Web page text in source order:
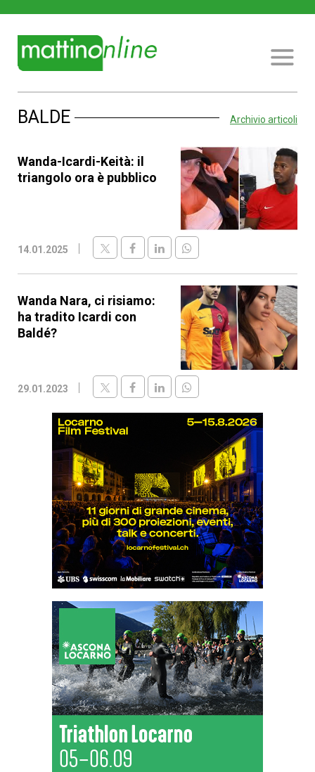
BALDE Archivio articoli
Wanda-Icardi-Keità: il
triangolo ora è pubblico
14.01.2025
Wanda Nara, ci risiamo:
ha tradito Icardi con
Baldé?
29.01.2023